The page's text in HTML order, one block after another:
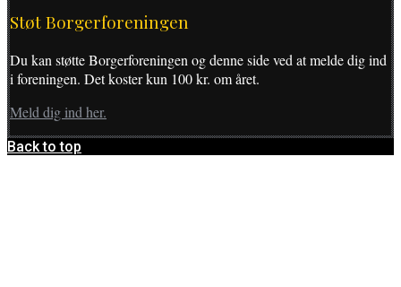
Støt Borgerforeningen
Du kan støtte Borgerforeningen og denne side ved at melde dig ind
i foreningen. Det koster kun 100 kr. om året.
Meld dig ind her.
Back to top